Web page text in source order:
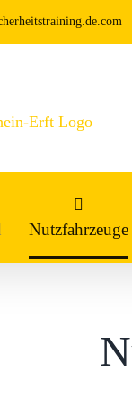
Nutzfahrzeuge